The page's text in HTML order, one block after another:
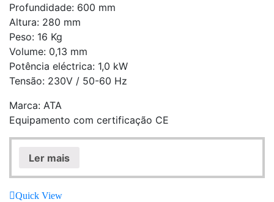
Profundidade: 600 mm
Altura: 280 mm
Peso: 16 Kg
Volume: 0,13 mm
Potência eléctrica: 1,0 kW
Tensão: 230V / 50-60 Hz
Marca: ATA
Equipamento com certificação CE
Ler mais
Quick View